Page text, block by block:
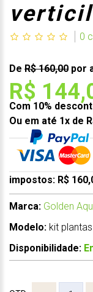
0
De R$ 160,00 por
R$
Com 10%
Ou em até 1x de
impostos: R$
Marca: Golden
Modelo: kit
Disponibilidade: